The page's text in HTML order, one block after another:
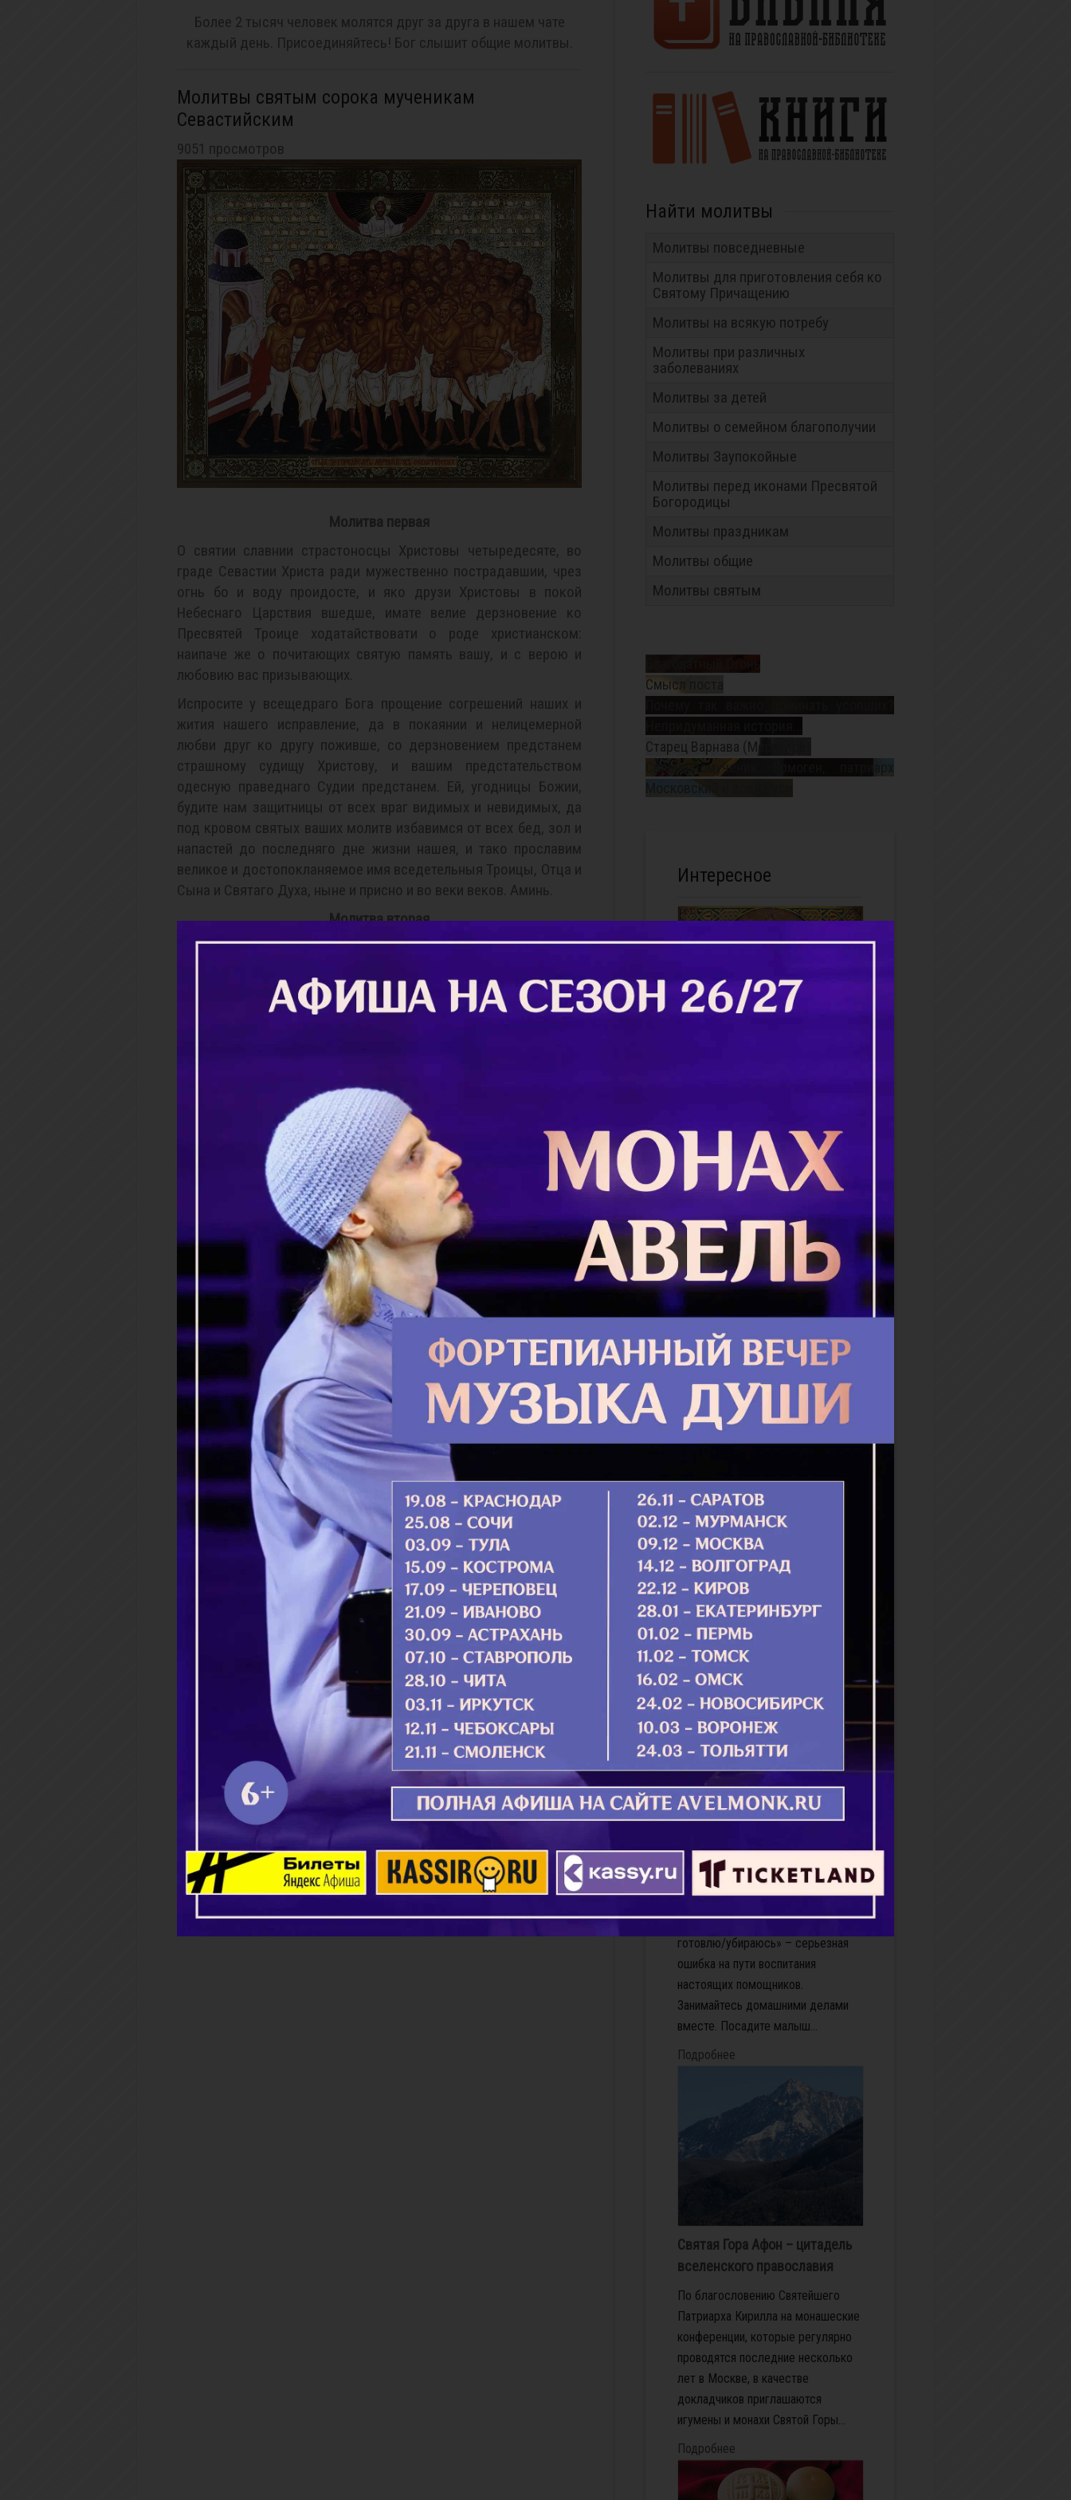
Более 2 тысяч человек молятся друг за друга в нашем чате
каждый день. Присоединяйтесь! Бог слышит общие молитвы.
Молитвы святым сорока мученикам
Севастийским
9051 просмотров
Молитва первая
О святии славнии страстоносцы Христовы четыредесяте, во
граде Севастии Христа ради мужественно пострадавшии, чрез
огнь бо и воду проидосте, и яко друзи Христовы в покой
Небеснаго Царствия вшедше, имате велие дерзновение ко
Пресвятей Троице ходатайствовати о роде христианском:
наипаче же о почитающих святую память вашу, и с верою и
любовию вас призывающих.
Испросите у всещедраго Бога прощение согрешений наших и
жития нашего исправление, да в покаянии и нелицемерной
любви друг ко другу поживше, со дерзновением предстанем
страшному судищу Христову, и вашим предстательством
одесную праведнаго Судии предстанем. Ей, угодницы Божии,
будите нам защитницы от всех враг видимых и невидимых, да
под кровом святых ваших молитв избавимся от всех бед, зол и
напастей до последняго дне жизни нашея, и тако прославим
великое и достопокланяемое имя вседетельныя Троицы, Отца и
Сына и Святаго Духа, ныне и присно и во веки веков. Аминь.
Молитва вторая
О страстотерпцы Христовы, во граде севастийстем
усердно прибегаем и просим: испросите у Всещедраго Бога
прощение согрешений наших и жития нашего исправление, да в
предстанем. Ей, угодницы Божии, будите нам, рабам Божиим
(имена), защитницы от всех враг видимых и невидимых, да под
кровом святых ваших молитв избавимся от всех бед, зол и
напастей до последнего дне жизни нашея, и тако прославим
великое и достопоклоняемое имя Вседетельныя Троицы, Отца и
Сына и Святаго Духа, ныне и присно и во веки веков. Аминь.
Молитва святой праведной Софии, княгини Слуцкой
Молитва Собору Соловецких святых, чудотворцев
Найти молитвы
Молитвы повседневные
Молитвы для приготовления себя ко
Святому Причащению
Молитвы на всякую потребу
Молитвы при различных
заболеваниях
Молитвы за детей
Молитвы о семейном благополучии
Молитвы Заупокойные
Молитвы перед иконами Пресвятой
Богородицы
Молитвы праздникам
Молитвы общие
Молитвы святым
Смысл поста
Старец Варнава (Меркулов)
Священномученик Ермоген, патриарх
Интересное
исторические сведения этого
переломного исторического
момента, а именно, что в то время
Палестина, которая входила в
состав Римской Империи,
управлялась четырьмя правит...
Подробнее
«Иерусалимская»
За­ступ­ни­че­ством Иеру­са­лим­ской
ико­ны Пре­свя­той Бо­го­ро­ди­цы ви­
зан­тий­ские вой­ска от­ра­зи­ли на­па­
де­ние ски­фов. В 988 го­ду ико­на
бы­ла при­не­се­на в Кор­сунь и по­да­
ре­на свя­то­м...
Подробнее
помощника?
фраза: «Иди, поиграй, пока я
готовлю/убираюсь» – серьезная
ошибка на пути воспитания
настоящих помощников.
Занимайтесь домашними делами
вместе. Посадите малыш...
Подробнее
Святая Гора Афон – цитадель
вселенского православия
По благословению Святейшего
Патриарха Кирилла на монашеские
конференции, которые регулярно
проводятся последние несколько
лет в Москве, в качестве
докладчиков приглашаются
игумены и монахи Святой Горы...
Подробнее